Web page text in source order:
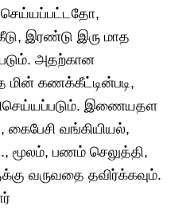
இரண்டு இரு மாத
அதற்கான
கணக்கீட்டின்படி,
இணையதள
வங்கியியல்,
மூலம், பணம் செலுத்தி,
வருவதை தவிர்க்கவும்.